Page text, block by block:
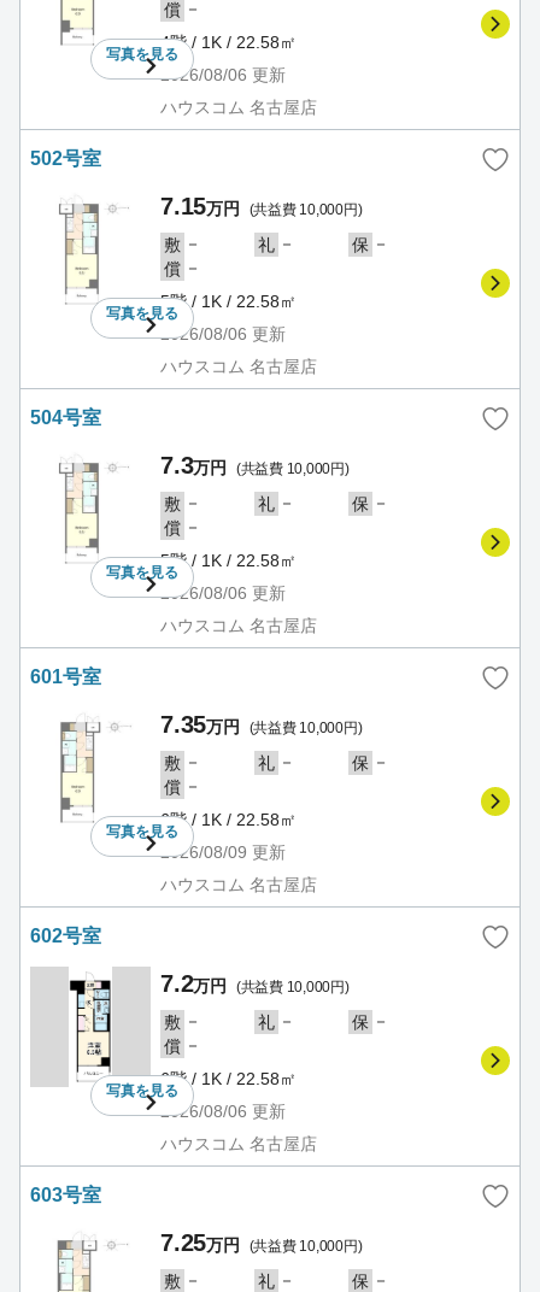
写真を見る
償 －
4階 / 1K / 22.58㎡
2026/08/06 更新
ハウスコム 名古屋店
502号室
写真を見る
7.15万円 (共益費 10,000円)
敷 － 礼 － 保 －
償 －
5階 / 1K / 22.58㎡
2026/08/06 更新
ハウスコム 名古屋店
504号室
写真を見る
7.3万円 (共益費 10,000円)
敷 － 礼 － 保 －
償 －
5階 / 1K / 22.58㎡
2026/08/06 更新
ハウスコム 名古屋店
601号室
写真を見る
7.35万円 (共益費 10,000円)
敷 － 礼 － 保 －
償 －
6階 / 1K / 22.58㎡
2026/08/09 更新
ハウスコム 名古屋店
602号室
写真を見る
7.2万円 (共益費 10,000円)
敷 － 礼 － 保 －
償 －
6階 / 1K / 22.58㎡
2026/08/06 更新
ハウスコム 名古屋店
603号室
7.25万円 (共益費 10,000円)
敷 － 礼 － 保 －